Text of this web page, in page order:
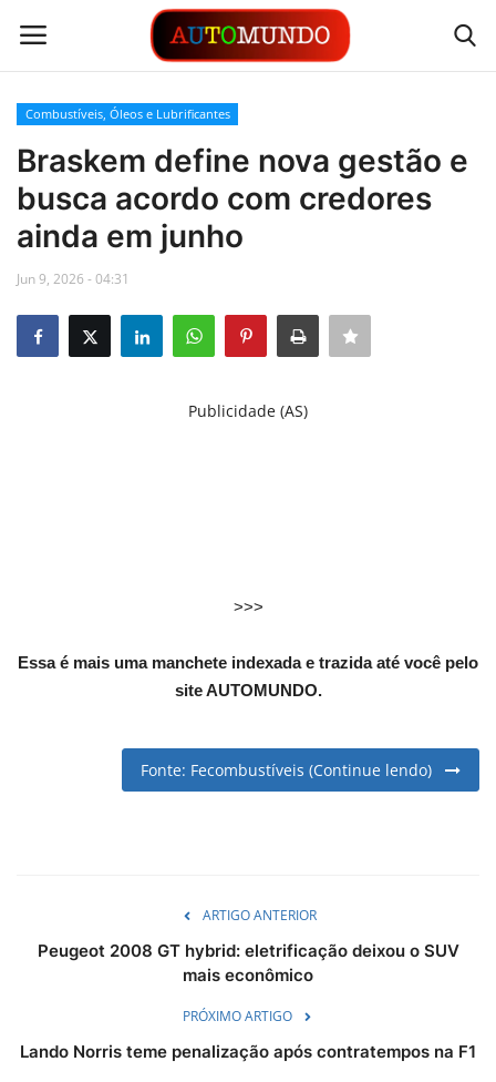
Login Registrar
Contato
Links
Busca Direta
Combustíveis, Óleos e Lubrificantes
Braskem define nova gestão e
busca acordo com credores
ainda em junho
Jun 9, 2026 - 04:31
Publicidade (AS)
>>>
Essa é mais uma manchete indexada e trazida até você pelo
site AUTOMUNDO.
Fonte: Fecombustíveis (Continue lendo)
ARTIGO ANTERIOR
Peugeot 2008 GT hybrid: eletrificação deixou o SUV
mais econômico
PRÓXIMO ARTIGO
Lando Norris teme penalização após contratempos na F1